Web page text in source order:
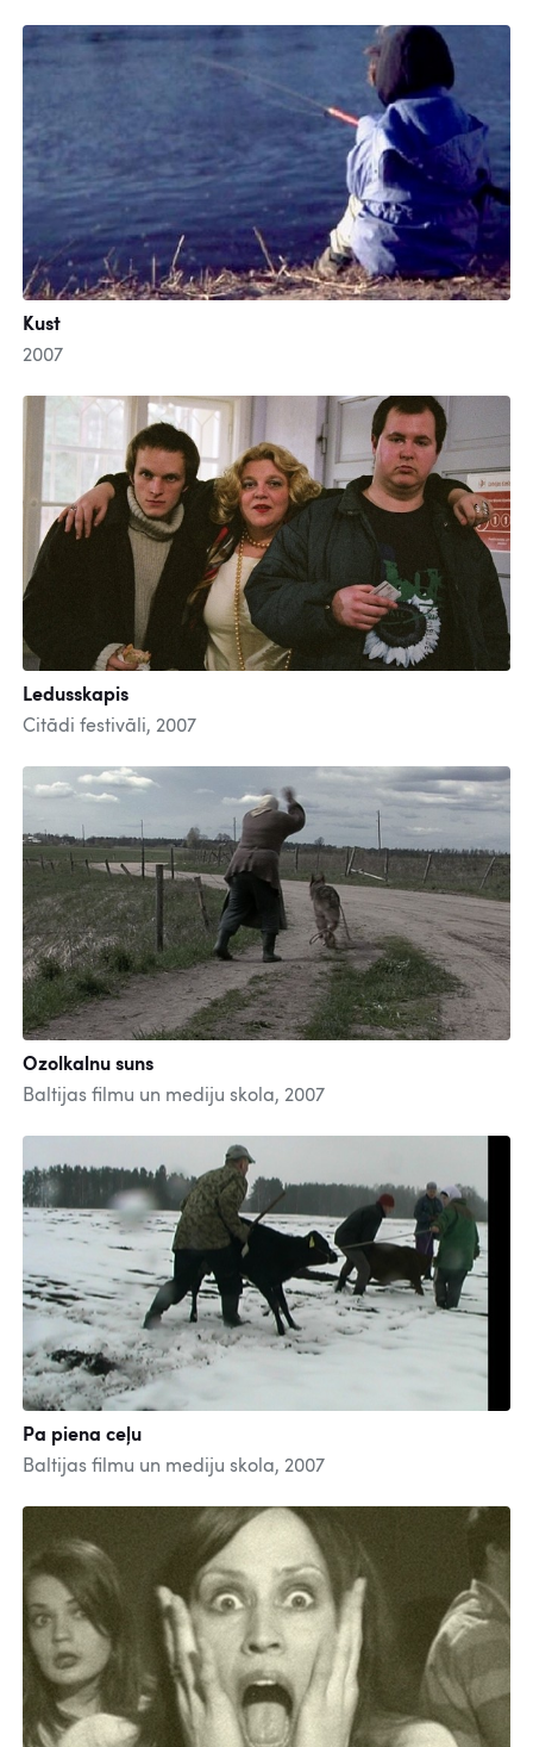
Kust
2007
Ledusskapis
Citādi festivāli, 2007
Ozolkalnu suns
Baltijas filmu un mediju skola, 2007
Pa piena ceļu
Baltijas filmu un mediju skola, 2007